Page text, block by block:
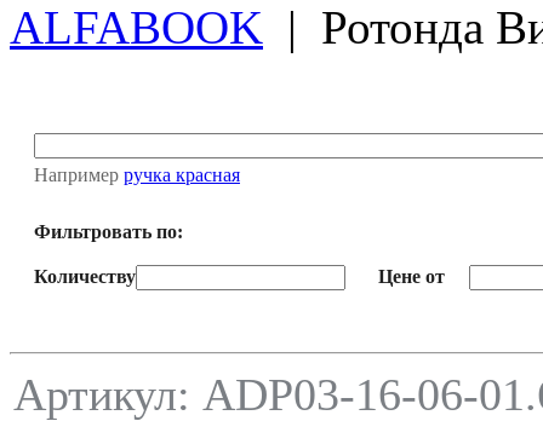
ALFABOOK | Ротонда
Например ручка красная
Фильтровать по:
Количеству Цене от
Артикул: ADP03-16-06-